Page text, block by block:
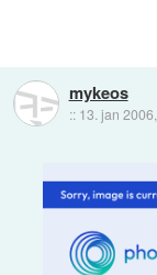
mykeos
:: 13. jan